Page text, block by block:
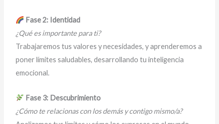
Fase 2: Identidad
¿Qué es importante para ti?
Trabajaremos tus valores y necesidades, y aprenderemos a
poner límites saludables, desarrollando tu inteligencia
emocional.
Fase 3: Descubrimiento
¿Cómo te relacionas con los demás y contigo mismo/a?